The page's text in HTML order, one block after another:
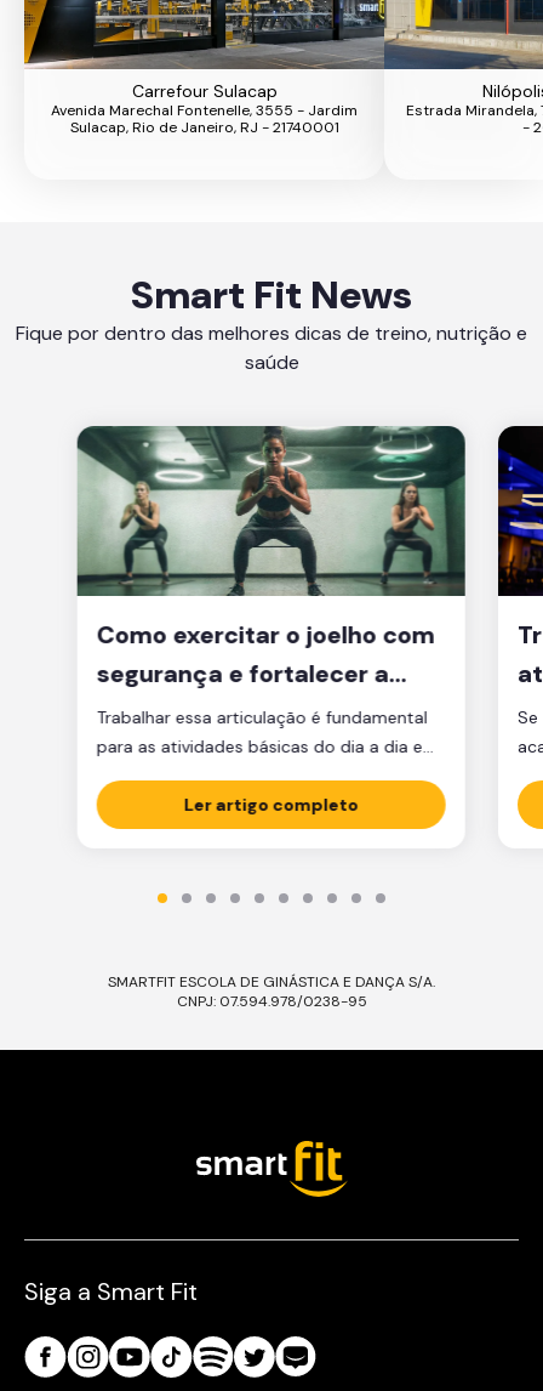
Carrefour Sulacap
Avenida Marechal Fontenelle, 3555 - Jardim
Sulacap, Rio de Janeiro, RJ - 21740001
Estrada Mirandela,
-
Smart Fit News
Fique por dentro das melhores dicas de treino, nutrição e
saúde
Como exercitar o joelho com
segurança e fortalecer a
articulação
Trabalhar essa articulação é fundamental
para as atividades básicas do dia a dia e
manter a qualidade de vida.
Ler artigo completo
SMARTFIT ESCOLA DE GINÁSTICA E DANÇA S/A.
CNPJ: 07.594.978/0238-95
Siga a Smart Fit